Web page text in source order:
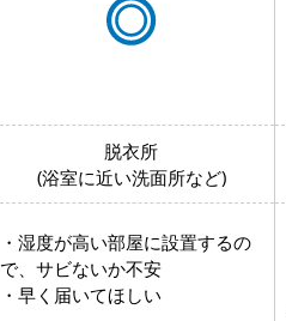
脱衣所
(浴室に近い洗面所など)
・湿度が高い部屋に設置するの
で、サビないか不安
・早く届いてほしい